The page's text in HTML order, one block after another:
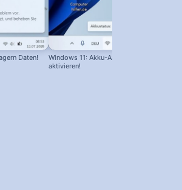
Daten!
Windows 11: Akku-Anzeige in Prozent
aktivieren!